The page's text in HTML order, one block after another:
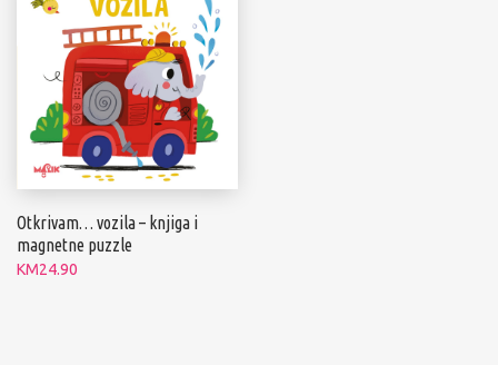
Otkrivam… vozila – knjiga i
magnetne puzzle
KM24.90